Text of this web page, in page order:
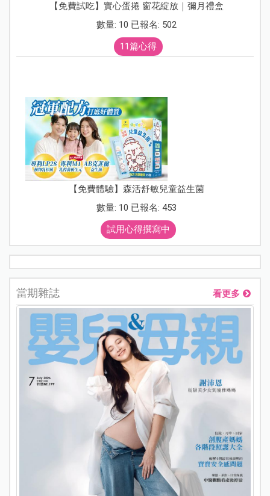
【免費試吃】實心蛋捲 窗花綻放｜彌月禮盒
數量: 10 已報名: 502
11篇心得
【免費體驗】森活舒敏兒童益生菌
數量: 10 已報名: 453
試用心得撰寫中
當期雜誌 看更多